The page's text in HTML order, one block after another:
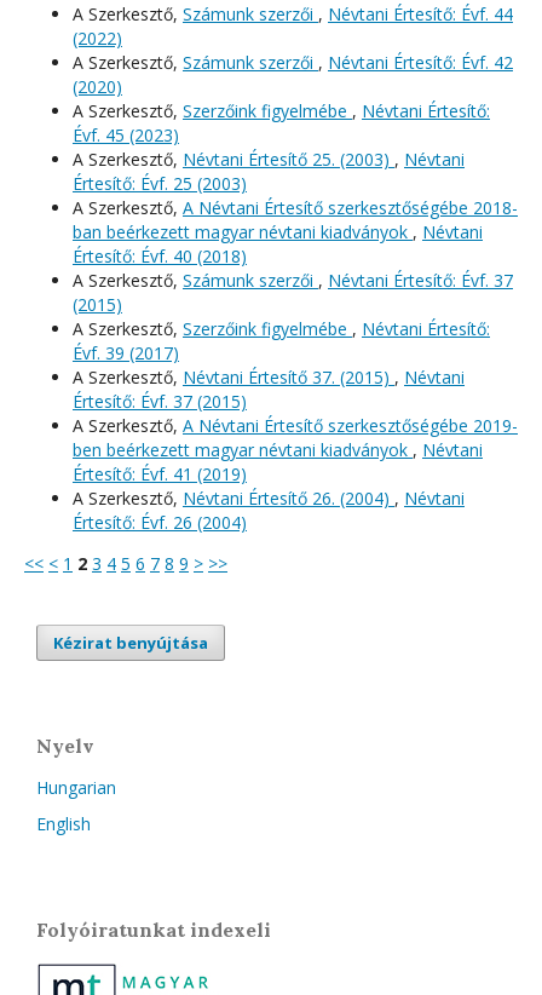
A Szerkesztő, Számunk szerzői , Névtani Értesítő: Évf. 44
(2022)
A Szerkesztő, Számunk szerzői , Névtani Értesítő: Évf. 42
(2020)
A Szerkesztő, Szerzőink figyelmébe , Névtani Értesítő:
Évf. 45 (2023)
A Szerkesztő, Névtani Értesítő 25. (2003) , Névtani
Értesítő: Évf. 25 (2003)
A Szerkesztő, A Névtani Értesítő szerkesztőségébe 2018-
ban beérkezett magyar névtani kiadványok , Névtani
Értesítő: Évf. 40 (2018)
A Szerkesztő, Számunk szerzői , Névtani Értesítő: Évf. 37
(2015)
A Szerkesztő, Szerzőink figyelmébe , Névtani Értesítő:
Évf. 39 (2017)
A Szerkesztő, Névtani Értesítő 37. (2015) , Névtani
Értesítő: Évf. 37 (2015)
A Szerkesztő, A Névtani Értesítő szerkesztőségébe 2019-
ben beérkezett magyar névtani kiadványok , Névtani
Értesítő: Évf. 41 (2019)
A Szerkesztő, Névtani Értesítő 26. (2004) , Névtani
Értesítő: Évf. 26 (2004)
<< < 1 2 3 4 5 6 7 8 9 > >>
Kézirat benyújtása
Nyelv
Hungarian
English
Folyóiratunkat indexeli